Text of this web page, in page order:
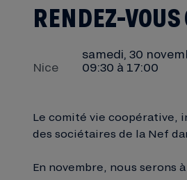
RENDEZ-
Nice
samedi, 30
09:30 à 17:00
Le comité vie coopérative,
des sociétaires de la Nef
En novembre, nous serons